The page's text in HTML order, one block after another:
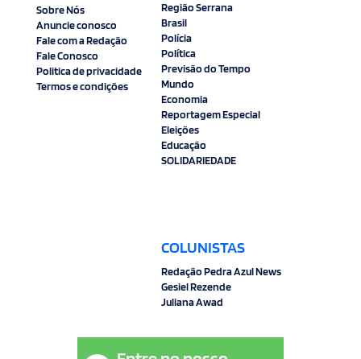
Sobre Nós
Anuncie conosco
Fale com a Redação
Fale Conosco
Politica de privacidade
Termos e condições
Região Serrana
Brasil
Polícia
Política
Previsão do Tempo
Mundo
Economia
Reportagem Especial
Eleições
Educação
SOLIDARIEDADE
COLUNISTAS
Redação Pedra Azul News
Gesiel Rezende
Juliana Awad